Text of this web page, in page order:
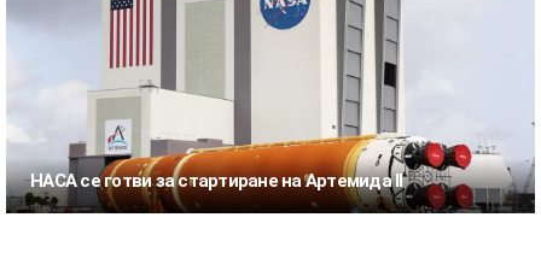
НАСА се готви за стартиране на Артемида II